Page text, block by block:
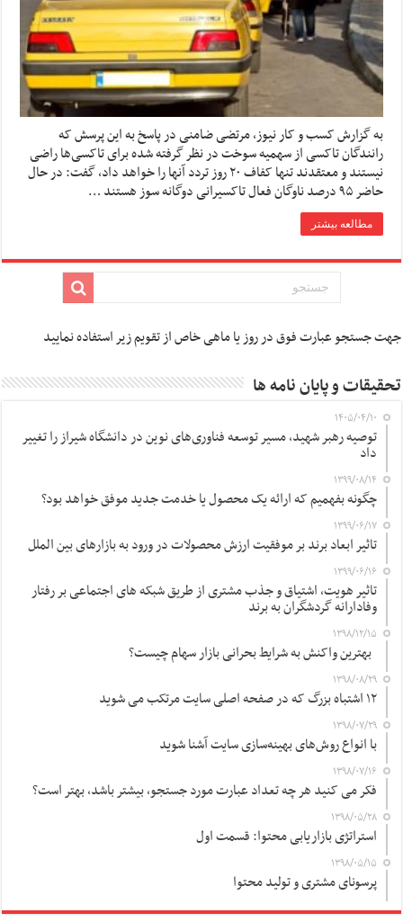
به گزارش کسب و کار نیوز، مرتضی ضامنی در پاسخ به این پرسش که
رانندگان تاکسی از سهمیه سوخت در نظر گرفته شده برای تاکسی‌ها راضی
نیستند و معتقدند تنها کفاف ۲۰ روز تردد آنها را خواهد داد، گفت: در حال
حاضر ۹۵ درصد ناوگان فعال تاکسیرانی دوگانه سوز هستند …
مطالعه بیشتر
جهت جستجو عبارت فوق در روز یا ماهی خاص از تقویم زیر استفاده نمایید
تحقیقات و پایان نامه ها
۱۴۰۵/۰۴/۱۰
توصیه رهبر شهید، مسیر توسعه فناوری‌های نوین در دانشگاه شیراز را تغییر
داد
۱۳۹۹/۰۸/۱۴
چگونه بفهمیم که ارائه یک محصول یا خدمت جدید موفق خواهد بود؟
۱۳۹۹/۰۶/۱۷
تاثیر ابعاد برند بر موفقیت ارزش محصولات در ورود به بازارهای بین الملل
۱۳۹۹/۰۶/۱۶
تاثیر هویت، اشتیاق و جذب مشتری از طریق شبکه های اجتماعی بر رفتار
وفادارانه گردشگران به برند
۱۳۹۸/۱۲/۱۵
بهترین واکنش به شرایط بحرانی بازار سهام چیست؟
۱۳۹۸/۰۸/۲۹
۱۲ اشتباه بزرگ که در صفحه اصلی سایت مرتکب می شوید
۱۳۹۸/۰۷/۲۹
با انواع روش‌های بهینه‌سازی سایت آشنا شوید
۱۳۹۸/۰۷/۱۶
فکر می کنید هر چه تعداد عبارت مورد جستجو، بیشتر باشد، بهتر است؟
۱۳۹۸/۰۵/۲۸
استراتژی بازاریابی محتوا: قسمت اول
۱۳۹۸/۰۵/۱۵
پرسونای مشتری و تولید محتوا